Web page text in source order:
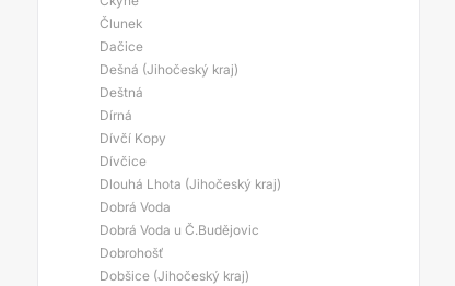
Člunek
Dačice
Dešná (Jihočeský kraj)
Deštná
Dírná
Dívčí Kopy
Dívčice
Dlouhá Lhota (Jihočeský kraj)
Dobrá Voda
Dobrá Voda u Č.Budějovic
Dobrohošť
Dobšice (Jihočeský kraj)